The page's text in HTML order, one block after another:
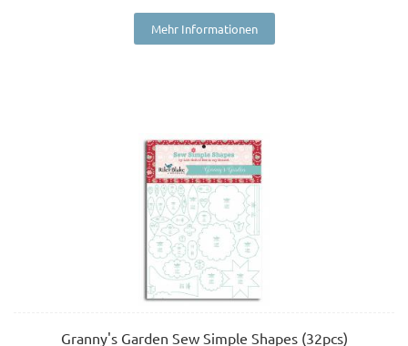
Mehr Informationen
Granny's Garden Sew Simple Shapes (32pcs)